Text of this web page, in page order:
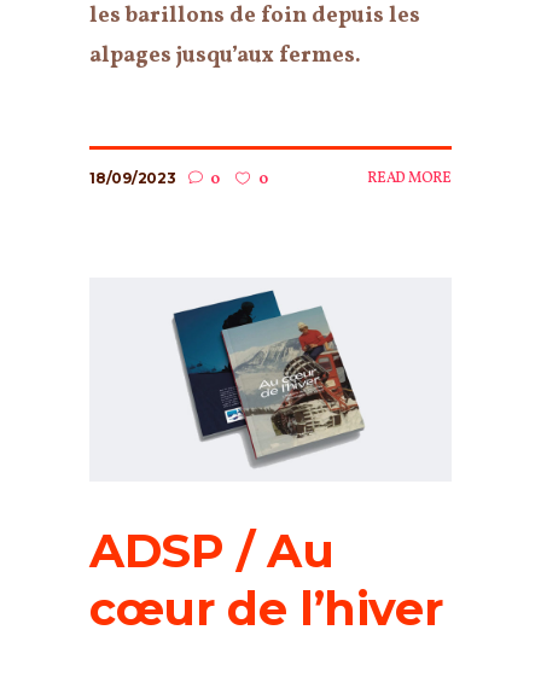
les barillons de foin depuis les
alpages jusqu’aux fermes.
18/09/2023 0 0 READ MORE
ADSP / Au
cœur de l’hiver